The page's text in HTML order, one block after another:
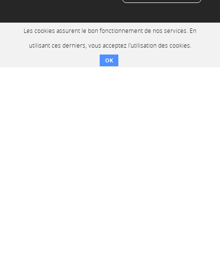
Les cookies assurent le bon fonctionnement de nos services. En
utilisant ces derniers, vous acceptez l'utilisation des cookies.
OK